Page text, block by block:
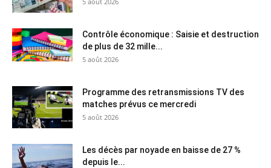
Contrôle économique : Saisie et destruction
de plus de 32 mille...
5 août 2026
Programme des retransmissions TV des
matches prévus ce mercredi
5 août 2026
Les décès par noyade en baisse de 27 %
depuis le...